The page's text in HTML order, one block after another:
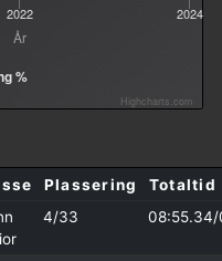
År
2022 2024
%
Highcharts.com
Plassering
Totaltid
4/33 08:55.34/